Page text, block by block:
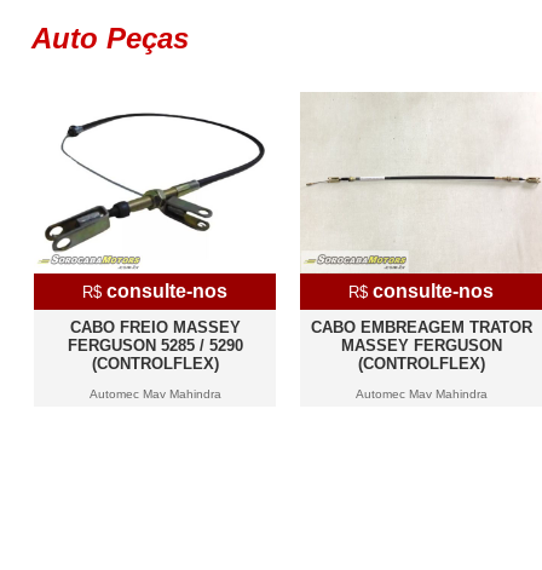
Auto Peças
R$ consulte-nos
CABO FREIO MASSEY
FERGUSON 5285 / 5290
(CONTROLFLEX)
Automec Mav Mahindra
R$ consulte-nos
CABO EMBREAGEM TRATOR
MASSEY FERGUSON
(CONTROLFLEX)
Automec Mav Mahindra